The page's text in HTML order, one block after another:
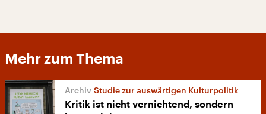
Mehr zum Thema
Studie zur auswärtigen Kulturpolitik
Kritik ist nicht vernichtend, sondern